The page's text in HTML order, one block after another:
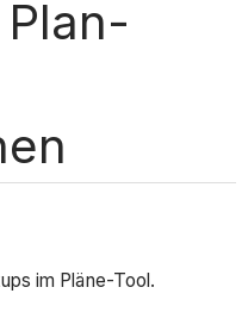
im Pläne-Tool.